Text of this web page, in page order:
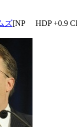
ズ[NP HDP +0.9